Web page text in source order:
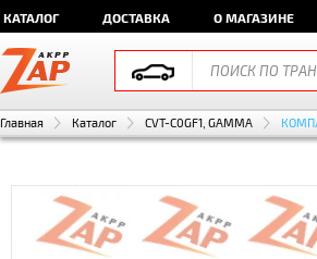
КАТАЛОГ ДОСТАВКА О МАГАЗИНЕ
Главная Каталог CVT-C0GF1, GAMMA